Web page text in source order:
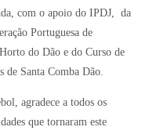
com o apoio do IPDJ, da
Portuguesa de
do Dão e do Curso de
Santa Comba Dão.
agradece a todos os
que tornaram este